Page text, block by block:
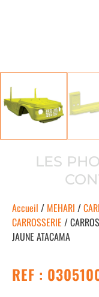
LES
Accueil / MEHARI /
CARROSSERIE /
JAUNE ATACAMA
REF :